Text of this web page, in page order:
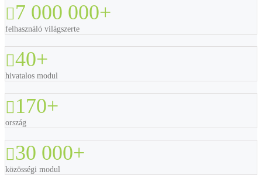
7 000 000+
felhasználó világszerte
40+
hivatalos modul
170+
ország
30 000+
közösségi modul